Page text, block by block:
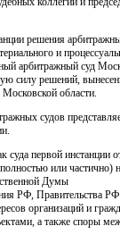
решения
и
арбитражный суд
силу решений,
области.
судов
суда первой инстанции
или
Думы
РФ, Правительства РФ
организаций и
а также споры